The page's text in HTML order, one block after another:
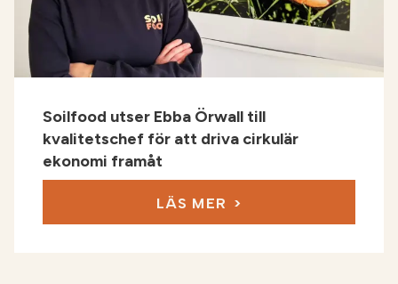
Soilfood utser Ebba Örwall till
kvalitetschef för att driva cirkulär
ekonomi framåt
LÄS MER